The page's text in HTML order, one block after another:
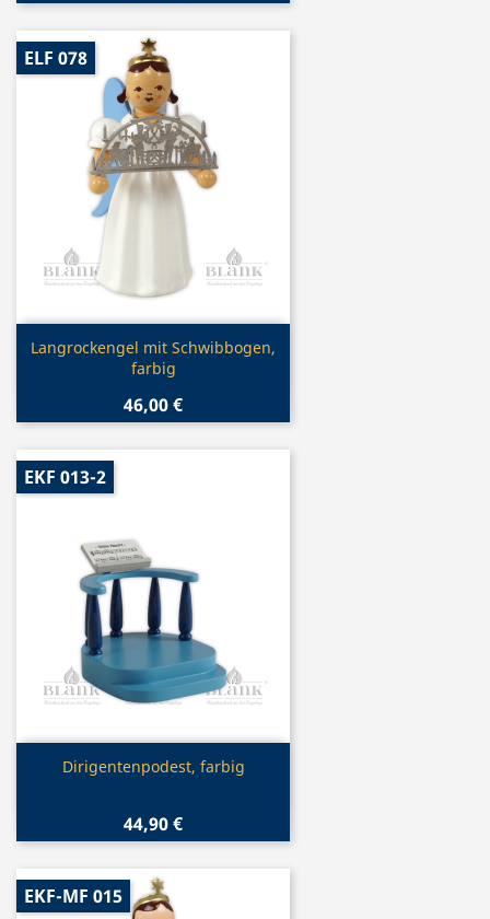
Vorschau
Langrockengel mit Schwibbogen,
farbig
46,00 €
ELF 078
Vorschau
Dirigentenpodest, farbig
44,90 €
EKF 013-2
EKF-MF 015